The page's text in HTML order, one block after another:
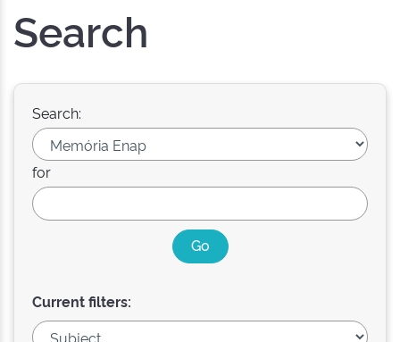
Search
Search:
for
Current filters: